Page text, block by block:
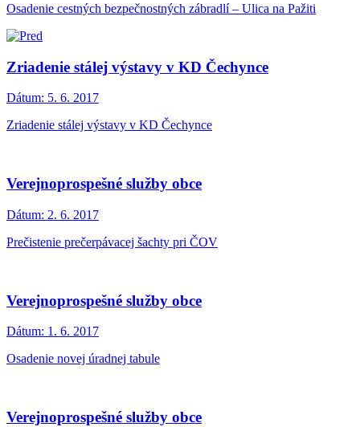
Osadenie cestných bezpečnostných zábradlí – Ulica na Pažiti
Zriadenie stálej výstavy v KD Čechynce
Dátum: 5. 6. 2017
Zriadenie stálej výstavy v KD Čechynce
Verejnoprospešné služby obce
Dátum: 2. 6. 2017
Prečistenie prečerpávacej šachty pri ČOV
Verejnoprospešné služby obce
Dátum: 1. 6. 2017
Osadenie novej úradnej tabule
Verejnoprospešné služby obce